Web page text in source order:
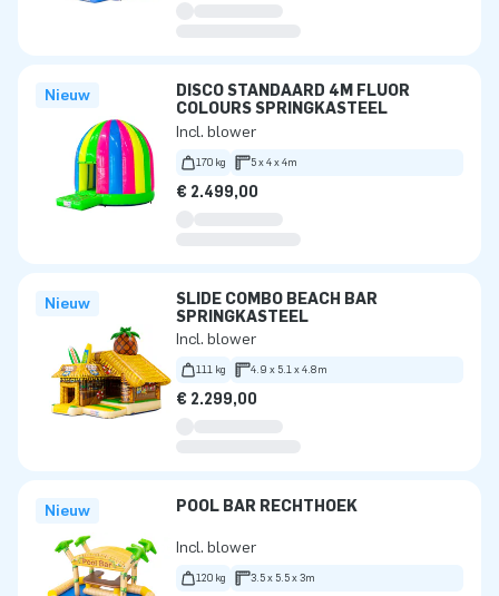
Nieuw
DISCO STANDAARD 4M FLUOR
COLOURS SPRINGKASTEEL
Incl. blower
170 kg 5 x 4 x 4m
€ 2.499,00
Nieuw
SLIDE COMBO BEACH BAR
SPRINGKASTEEL
Incl. blower
111 kg 4.9 x 5.1 x 4.8m
€ 2.299,00
Nieuw POOL BAR RECHTHOEK
Incl. blower
120 kg 3.5 x 5.5 x 3m